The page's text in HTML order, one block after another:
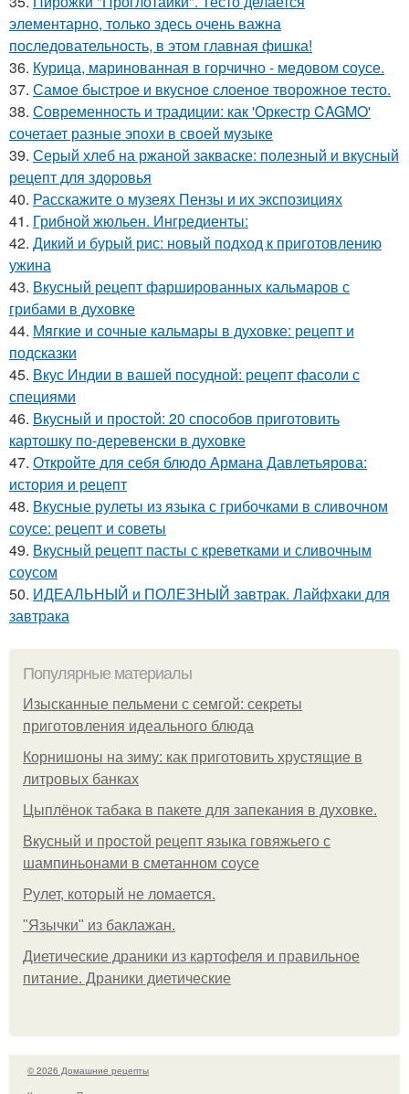
элементарно, только здесь очень важна
последовательность, в этом главная фишка!
36. Курица, маринованная в горчично - медовом соусе.
37. Самое быстрое и вкусное слоеное творожное тесто.
38. Современность и традиции: как 'Оркестр CAGMO'
сочетает разные эпохи в своей музыке
39. Серый хлеб на ржаной закваске: полезный и вкусный
рецепт для здоровья
40. Расскажите о музеях Пензы и их экспозициях
41. Грибной жюльен. Ингредиенты:
42. Дикий и бурый рис: новый подход к приготовлению
ужина
43. Вкусный рецепт фаршированных кальмаров с
грибами в духовке
44. Мягкие и сочные кальмары в духовке: рецепт и
подсказки
45. Вкус Индии в вашей посудной: рецепт фасоли с
специями
46. Вкусный и простой: 20 способов приготовить
картошку по-деревенски в духовке
47. Откройте для себя блюдо Армана Давлетьярова:
история и рецепт
48. Вкусные рулеты из языка с грибочками в сливочном
соусе: рецепт и советы
49. Вкусный рецепт пасты с креветками и сливочным
соусом
50. ИДЕАЛЬНЫЙ и ПОЛЕЗНЫЙ завтрак. Лайфхаки для
завтрака
Популярные материалы
Изысканные пельмени с семгой: секреты
приготовления идеального блюда
Корнишоны на зиму: как приготовить хрустящие в
литровых банках
Цыплёнок табака в пакете для запекания в духовке.
Вкусный и простой рецепт языка говяжьего с
шампиньонами в сметанном соусе
Рулет, который не ломается.
"Язычки" из баклажан.
Диетические драники из картофеля и правильное
питание. Драники диетические
© 2026 Домашние рецепты